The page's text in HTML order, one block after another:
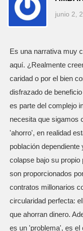
junio 2,
Es una narrativa muy
aquí. ¿Realmente
caridad o por el bien
disfrazado de
es parte del complejo
necesita que sigamos
'ahorro', en realidad
población
colapse bajo su
son proporcionados
contratos millonarios
circularidad perfecta:
que ahorran dinero.
es un 'problema', es el